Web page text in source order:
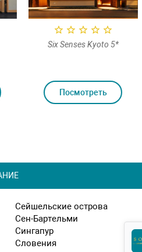
Six Senses Kyoto 5*
Посмотреть
Сейшельские острова
Сен-Бартельми
Сингапур
Словения